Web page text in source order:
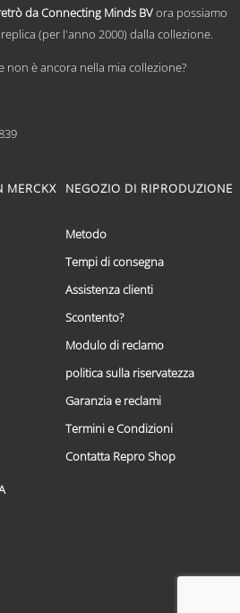
da Connecting Minds BVora possiamo
(per l'anno 2000) dalla collezione.
non è ancora nella mia collezione?
MERCKX NEGOZIO DI RIPRODUZIONE
Metodo
Tempi di consegna
Assistenza clienti
Scontento?
Modulo di reclamo
politica sulla riservatezza
Garanzia e reclami
Termini e Condizioni
Contatta Repro Shop